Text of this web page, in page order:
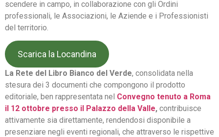
scendere in campo, in collaborazione con gli Ordini
professionali, le Associazioni, le Aziende e i Professionisti
del territorio.
Scarica la Locandina
La Rete del Libro Bianco del Verde, consolidata nella
stesura dei 3 documenti che compongono il prodotto
editoriale, ben rappresentata nel Convegno tenuto a Roma
il 12 ottobre presso il Palazzo della Valle, contribuisce
attivamente sia direttamente, rendendosi disponibile a
presenziare negli eventi regionali, che attraverso le rispettive